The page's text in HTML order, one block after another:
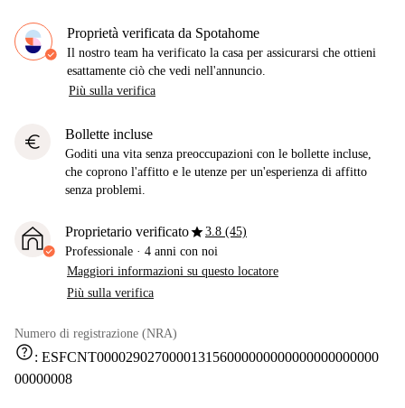
Proprietà verificata da Spotahome
Il nostro team ha verificato la casa per assicurarsi che ottieni
esattamente ciò che vedi nell'annuncio.
Più sulla verifica
euro Bollette incluse
Goditi una vita senza preoccupazioni con le bollette incluse,
che coprono l'affitto e le utenze per un'esperienza di affitto
senza problemi.
Proprietario verificatostar3.8 (45)
Professionale · 4 anni con noi
Maggiori informazioni su questo locatore
Più sulla verifica
Numero di registrazione (NRA)
help: ESFCNT000029027000013156000000000000000000000
00000008